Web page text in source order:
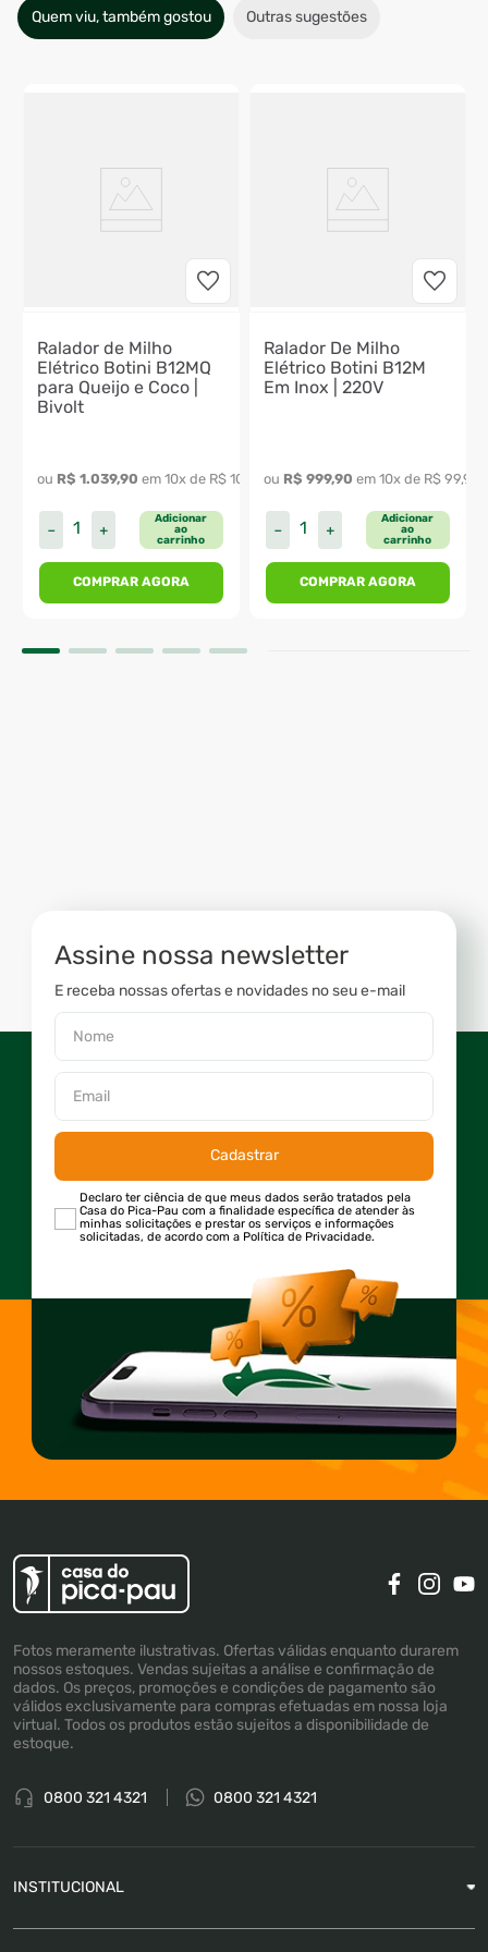
Quem viu, também gostou Outras sugestões
99
Ralador de Milho
Elétrico Botini B12MQ
para Queijo e Coco |
Bivolt
ou R$ 1.039,90 em 10x de R$ 103 99
＋
－
Adicionar
ao
carrinho
COMPRAR AGORA
Ralador De Milho
Elétrico Botini B12M
Em Inox | 220V
ou R$ 999,90 em 10x de R$ 99,99
＋
－
Adicionar
ao
carrinho
COMPRAR AGORA
Assine nossa newsletter
E receba nossas ofertas e novidades no seu e-mail
Cadastrar
Declaro ter ciência de que meus dados serão tratados pela
Casa do Pica-Pau com a finalidade específica de atender às
minhas solicitações e prestar os serviços e informações
solicitadas, de acordo com a Política de Privacidade.
Fotos meramente ilustrativas. Ofertas válidas enquanto durarem
nossos estoques. Vendas sujeitas a análise e confirmação de
dados. Os preços, promoções e condições de pagamento são
válidos exclusivamente para compras efetuadas em nossa loja
virtual. Todos os produtos estão sujeitos a disponibilidade de
estoque.
0800 321 4321 0800 321 4321
INSTITUCIONAL